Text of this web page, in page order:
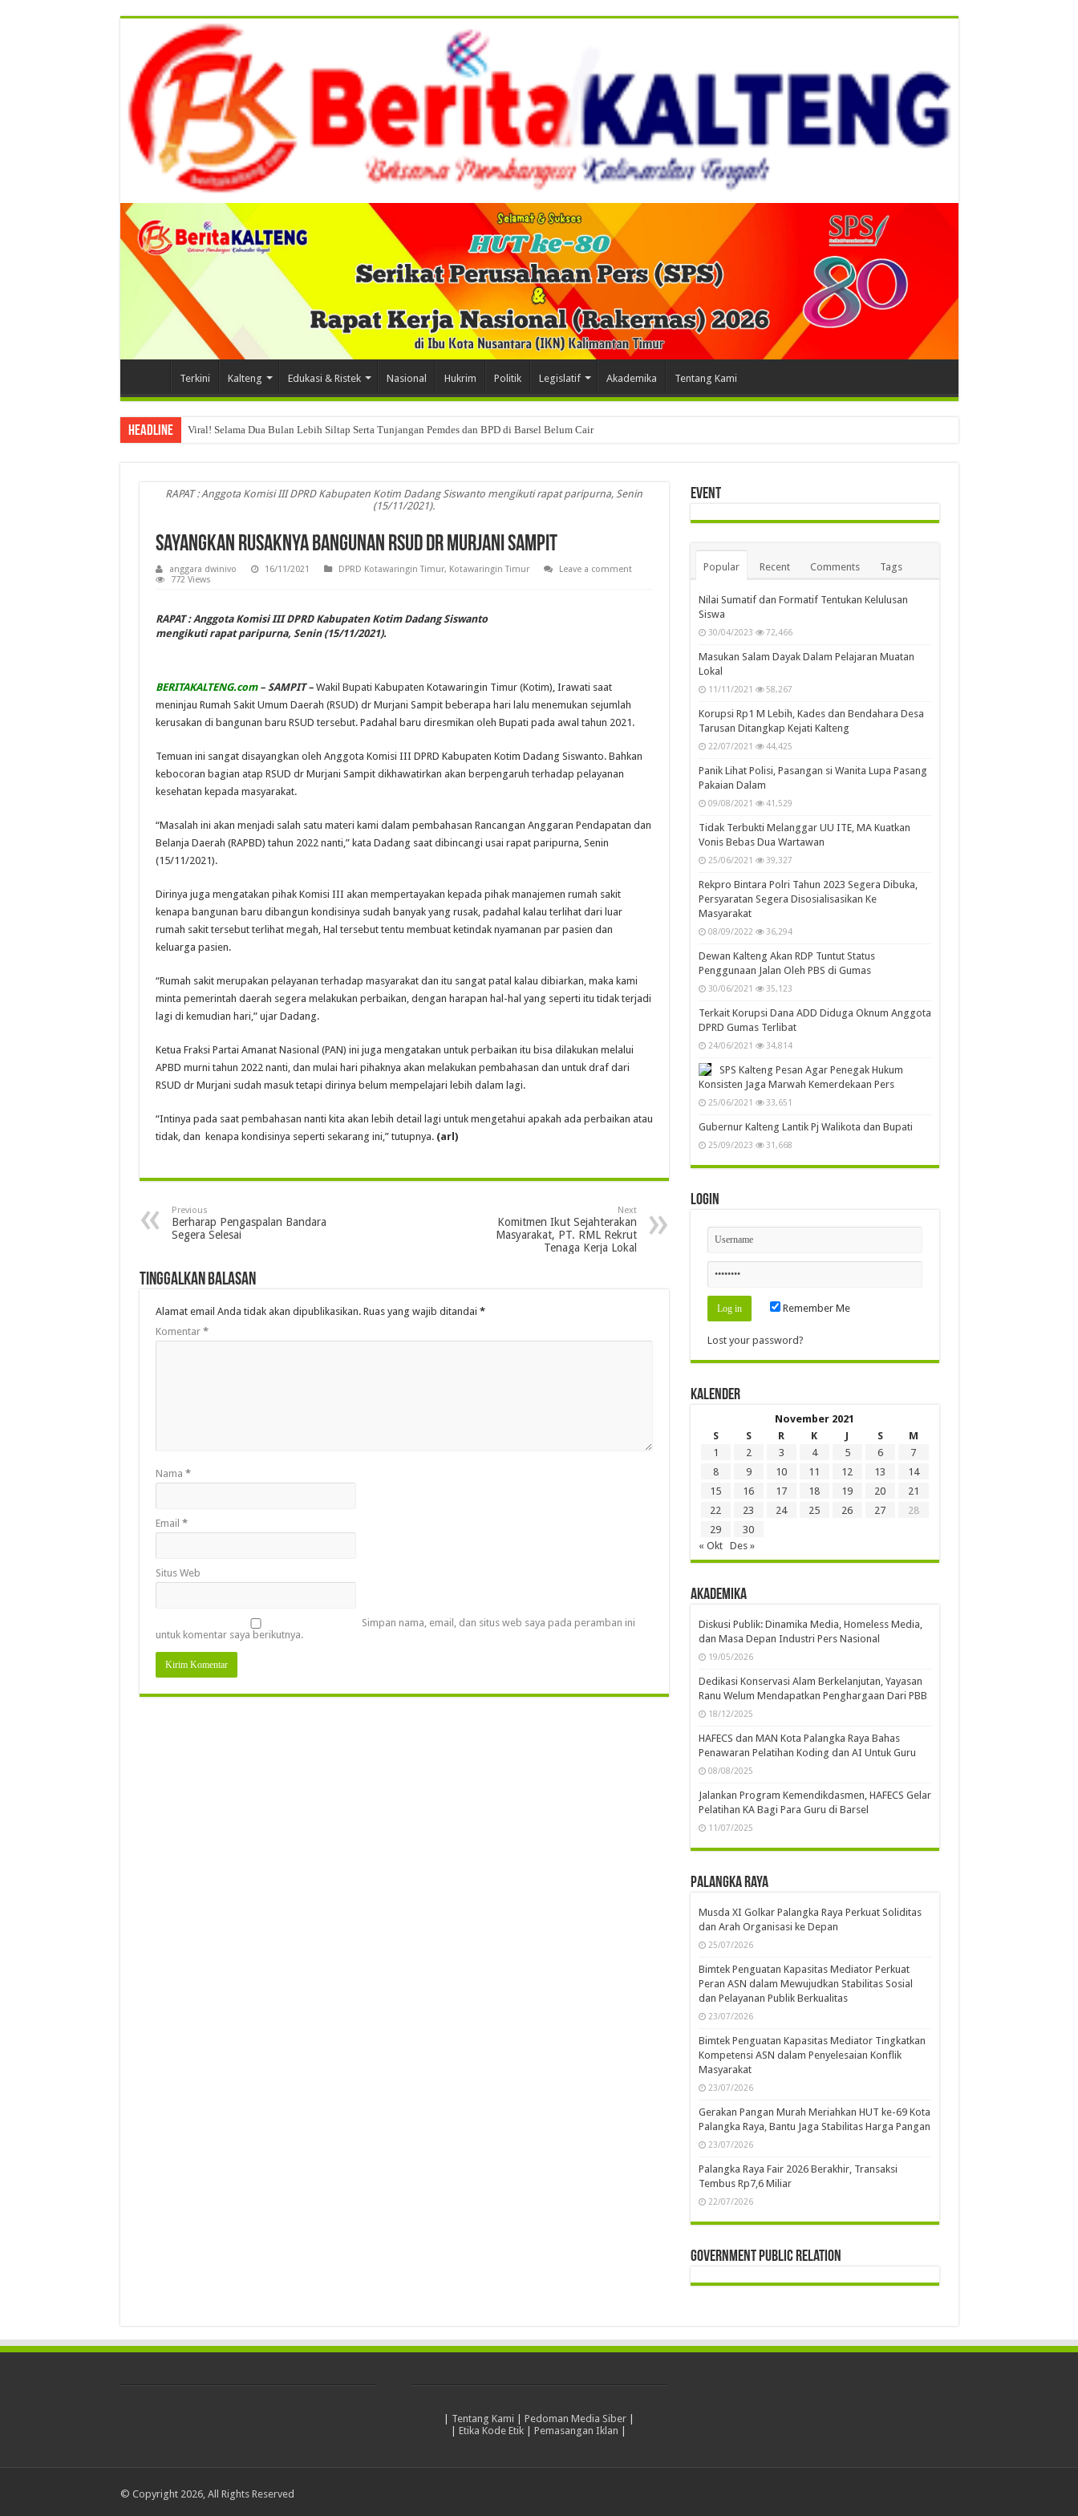
Terkini Kalteng Edukasi & Ristek Nasional Hukrim Politik Legislatif Akademika Tentang Kami
Headline Viral! Selama Dua Bulan Lebih Siltap Serta Tunjangan Pemdes dan BPD di Barsel Belum Cair
RAPAT : Anggota Komisi III DPRD Kabupaten Kotim Dadang Siswanto mengikuti rapat paripurna, Senin
(15/11/2021).
Sayangkan Rusaknya Bangunan RSUD dr Murjani Sampit
anggara dwinivo 16/11/2021 DPRD Kotawaringin Timur, Kotawaringin Timur
Leave a comment
772 Views
RAPAT : Anggota Komisi III DPRD Kabupaten Kotim Dadang Siswanto
mengikuti rapat paripurna, Senin (15/11/2021).
BERITAKALTENG.com– SAMPIT – Wakil Bupati Kabupaten Kotawaringin Timur (Kotim), Irawati saat
meninjau Rumah Sakit Umum Daerah (RSUD) dr Murjani Sampit beberapa hari lalu menemukan sejumlah
kerusakan di bangunan baru RSUD tersebut. Padahal baru diresmikan oleh Bupati pada awal tahun 2021.
Temuan ini sangat disayangkan oleh Anggota Komisi III DPRD Kabupaten Kotim Dadang Siswanto. Bahkan
kebocoran bagian atap RSUD dr Murjani Sampit dikhawatirkan akan berpengaruh terhadap pelayanan
kesehatan kepada masyarakat.
“Masalah ini akan menjadi salah satu materi kami dalam pembahasan Rancangan Anggaran Pendapatan dan
Belanja Daerah (RAPBD) tahun 2022 nanti,” kata Dadang saat dibincangi usai rapat paripurna, Senin
(15/11/2021).
Dirinya juga mengatakan pihak Komisi III akan mempertayakan kepada pihak manajemen rumah sakit
kenapa bangunan baru dibangun kondisinya sudah banyak yang rusak, padahal kalau terlihat dari luar
rumah sakit tersebut terlihat megah, Hal tersebut tentu membuat ketindak nyamanan par pasien dan
keluarga pasien.
“Rumah sakit merupakan pelayanan terhadap masyarakat dan itu sangat patal kalau dibiarkan, maka kami
minta pemerintah daerah segera melakukan perbaikan, dengan harapan hal-hal yang seperti itu tidak terjadi
lagi di kemudian hari,” ujar Dadang.
Ketua Fraksi Partai Amanat Nasional (PAN) ini juga mengatakan untuk perbaikan itu bisa dilakukan melalui
APBD murni tahun 2022 nanti, dan mulai hari pihaknya akan melakukan pembahasan dan untuk draf dari
RSUD dr Murjani sudah masuk tetapi dirinya belum mempelajari lebih dalam lagi.
“Intinya pada saat pembahasan nanti kita akan lebih detail lagi untuk mengetahui apakah ada perbaikan atau
tidak, dan kenapa kondisinya seperti sekarang ini,” tutupnya. (arl)
Previous
Berharap Pengaspalan Bandara
Segera Selesai
Next
Komitmen Ikut Sejahterakan
Masyarakat, PT. RML Rekrut
Tenaga Kerja Lokal
Tinggalkan Balasan
Alamat email Anda tidak akan dipublikasikan. Ruas yang wajib ditandai *
Komentar *
Nama *
Email *
Situs Web
Simpan nama, email, dan situs web saya pada peramban ini
untuk komentar saya berikutnya.
Event
Popular Recent Comments Tags
Nilai Sumatif dan Formatif Tentukan Kelulusan
Siswa
30/04/2023 72,466
Masukan Salam Dayak Dalam Pelajaran Muatan
Lokal
11/11/2021 58,267
Korupsi Rp1 M Lebih, Kades dan Bendahara Desa
Tarusan Ditangkap Kejati Kalteng
22/07/2021 44,425
Panik Lihat Polisi, Pasangan si Wanita Lupa Pasang
Pakaian Dalam
09/08/2021 41,529
Tidak Terbukti Melanggar UU ITE, MA Kuatkan
Vonis Bebas Dua Wartawan
25/06/2021 39,327
Rekpro Bintara Polri Tahun 2023 Segera Dibuka,
Persyaratan Segera Disosialisasikan Ke
Masyarakat
08/09/2022 36,294
Dewan Kalteng Akan RDP Tuntut Status
Penggunaan Jalan Oleh PBS di Gumas
30/06/2021 35,123
Terkait Korupsi Dana ADD Diduga Oknum Anggota
DPRD Gumas Terlibat
24/06/2021 34,814
SPS Kalteng Pesan Agar Penegak Hukum
Konsisten Jaga Marwah Kemerdekaan Pers
25/06/2021 33,651
Gubernur Kalteng Lantik Pj Walikota dan Bupati
25/09/2023 31,668
Login
Remember Me
Lost your password?
Kalender
November 2021
S
S R K J S
M
1
2 3 4 5 6
7
8
9 10 11 12 13
14
15
16 17 18 19 20
21
22
23 24 25 26 27
28
29
30
« Okt
Des »
Akademika
Diskusi Publik: Dinamika Media, Homeless Media,
dan Masa Depan Industri Pers Nasional
19/05/2026
Dedikasi Konservasi Alam Berkelanjutan, Yayasan
Ranu Welum Mendapatkan Penghargaan Dari PBB
18/12/2025
HAFECS dan MAN Kota Palangka Raya Bahas
Penawaran Pelatihan Koding dan AI Untuk Guru
08/08/2025
Jalankan Program Kemendikdasmen, HAFECS Gelar
Pelatihan KA Bagi Para Guru di Barsel
11/07/2025
Palangka Raya
Musda XI Golkar Palangka Raya Perkuat Soliditas
dan Arah Organisasi ke Depan
25/07/2026
Bimtek Penguatan Kapasitas Mediator Perkuat
Peran ASN dalam Mewujudkan Stabilitas Sosial
dan Pelayanan Publik Berkualitas
23/07/2026
Bimtek Penguatan Kapasitas Mediator Tingkatkan
Kompetensi ASN dalam Penyelesaian Konflik
Masyarakat
23/07/2026
Gerakan Pangan Murah Meriahkan HUT ke-69 Kota
Palangka Raya, Bantu Jaga Stabilitas Harga Pangan
23/07/2026
Palangka Raya Fair 2026 Berakhir, Transaksi
Tembus Rp7,6 Miliar
22/07/2026
Government Public Relation
| Tentang Kami | Pedoman Media Siber|
|Etika Kode Etik |Pemasangan Iklan |
© Copyright 2026, All Rights Reserved